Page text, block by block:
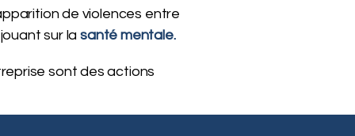
de violences entre
sur lasanté mentale.
sont des actions